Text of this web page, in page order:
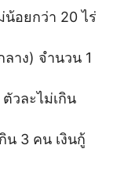
อยกว่า 20 ไร่
ลาง) จำนวน 1
วละไม่เกิน
น 3 คน เงินกู้